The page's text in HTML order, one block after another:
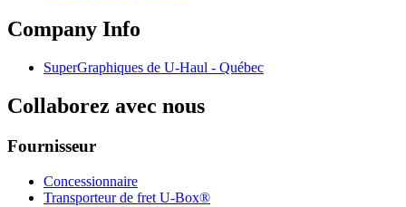
Company Info
SuperGraphiques de U-Haul - Québec
Collaborez avec nous
Fournisseur
Concessionnaire
Transporteur de fret U-Box®